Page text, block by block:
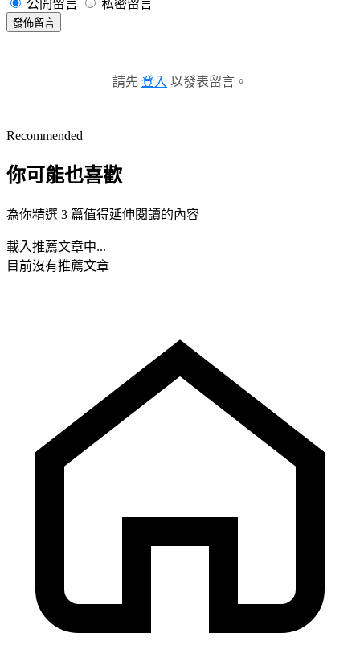
公開留言 私密留言
發佈留言
請先 登入 以發表留言。
Recommended
你可能也喜歡
為你精選 3 篇值得延伸閱讀的內容
載入推薦文章中...
目前沒有推薦文章